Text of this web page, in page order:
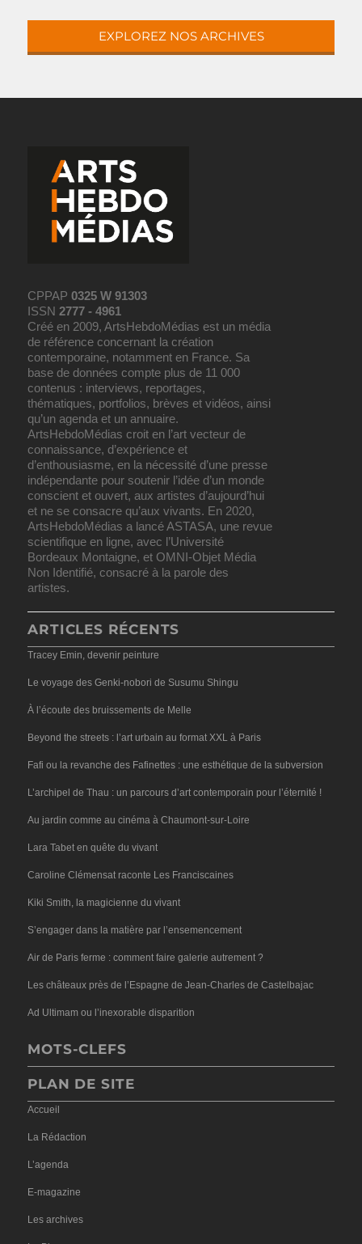
EXPLOREZ NOS ARCHIVES
CPPAP0325 W 91303
ISSN2777 - 4961
Créé en 2009, ArtsHebdoMédias est un média
de référence concernant la création
contemporaine, notamment en France. Sa
base de données compte plus de 11 000
contenus : interviews, reportages,
thématiques, portfolios, brèves et vidéos, ainsi
qu’un agenda et un annuaire.
ArtsHebdoMédias croit en l’art vecteur de
connaissance, d’expérience et
d’enthousiasme, en la nécessité d’une presse
indépendante pour soutenir l’idée d’un monde
conscient et ouvert, aux artistes d’aujourd’hui
et ne se consacre qu’aux vivants. En 2020,
ArtsHebdoMédias a lancé ASTASA, une revue
scientifique en ligne, avec l’Université
Bordeaux Montaigne, et OMNI-Objet Média
Non Identifié, consacré à la parole des
artistes.
ARTICLES RÉCENTS
Tracey Emin, devenir peinture
Le voyage des Genki-nobori de Susumu Shingu
À l’écoute des bruissements de Melle
Beyond the streets : l’art urbain au format XXL à Paris
Fafi ou la revanche des Fafinettes : une esthétique de la subversion
L’archipel de Thau : un parcours d’art contemporain pour l’éternité !
Au jardin comme au cinéma à Chaumont-sur-Loire
Lara Tabet en quête du vivant
Caroline Clémensat raconte Les Franciscaines
Kiki Smith, la magicienne du vivant
S’engager dans la matière par l’ensemencement
Air de Paris ferme : comment faire galerie autrement ?
Les châteaux près de l’Espagne de Jean-Charles de Castelbajac
Ad Ultimam ou l’inexorable disparition
MOTS-CLEFS
PLAN DE SITE
Accueil
La Rédaction
L’agenda
E-magazine
Les archives